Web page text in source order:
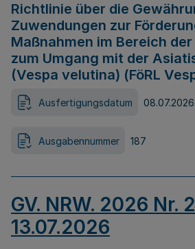
Richtlinie über die
Zuwendungen zur
Maßnahmen im Bereich
zum Umgang mit der
(Vespa velutina) (FöRL
Ausfertigungsdatum 08.07.2026
Ausgabennummer 187
GV. NRW. 2026 Nr.
13.07.2026